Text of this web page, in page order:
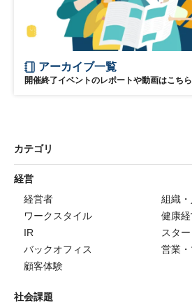
アーカイブ一覧
開催終了イベントのレポートや動画はこちら
カテゴリ
経営
経営者
組織
ワークスタイル
健康
IR
スタ
バックオフィス
営業
顧客体験
社会課題